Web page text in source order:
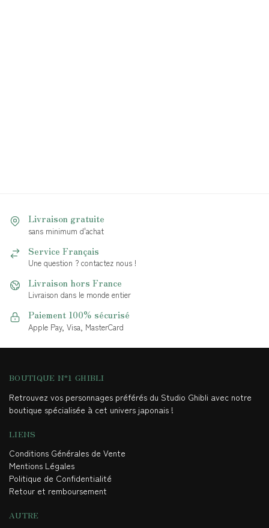
Livraison gratuite
sans minimum d'achat
Service Français
Une question ? contactez nous !
Livraison hors France
Livraison dans le monde entier
Paiement 100% sécurisé
Apple Pay, Visa, MasterCard
BOUTIQUE N°1 GHIBLI
Retrouvez vos personnages préférés du Studio Ghibli avec notre
boutique spécialisée à cet univers japonais !
LIENS
Conditions Générales de Vente
Mentions Légales
Politique de Confidentialité
Retour et remboursement
AUTRE